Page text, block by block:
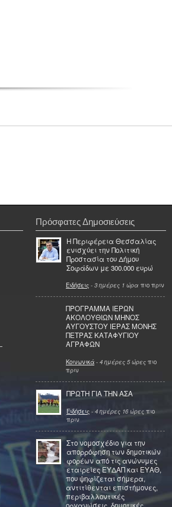
Πρόσφατες Δημοσιεύσεις
Η Περιφέρεια Θεσσαλίας
ενισχύει την Πολιτική
Προστασία του Δήμου
Σοφάδων με 300.000 ευρώ
Ειδήσεις - 3 ημέρες 1 ώρα πιο πριν
ΠΡΟΓΡΑΜΜΑ ΙΕΡΩΝ
ΑΚΟΛΟΥΘΙΩΝ ΜΗΝΟΣ
ΑΥΓΟΥΣΤΟΥ ΙΕΡΑΣ ΜΟΝΗΣ
ΠΕΤΡΑΣ ΚΑΤΑΦΥΓΙΟΥ
ΑΓΡΑΦΩΝ
Κοινωνικά - 4 ημέρες 5 ώρες πιο
πριν
ΠΡΩΤΗ ΓΙΑ ΤΗΝ ΑΣΑ
Ειδήσεις - 4 ημέρες 16 ώρες πιο
πριν
Στο νομοσχέδιο για την
απορρόφηση των δημοτικών
φορέων από τις ανώνυμες
εταιρείες ΕΥΔΑΠ και ΕΥΑΘ,
που ψηφίζεται σήμερα,
αντιτίθενται επιστήμονες,
περιβαλλοντικές
οργανώσεις, δημοτικές